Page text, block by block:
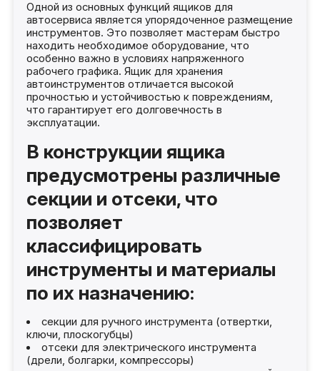
Одной из основных функций ящиков для
автосервиса является упорядоченное размещение
инструментов. Это позволяет мастерам быстро
находить необходимое оборудование, что
особенно важно в условиях напряженного
рабочего графика. Ящик для хранения
автоинструментов отличается высокой
прочностью и устойчивостью к повреждениям,
что гарантирует его долговечность в
эксплуатации.
В конструкции ящика
предусмотрены различные
секции и отсеки, что
позволяет
классифицировать
инструменты и материалы
по их назначению:
секции для ручного инструмента (отвертки,
ключи, плоскогубцы)
отсеки для электрического инструмента
(дрели, болгарки, компрессоры)